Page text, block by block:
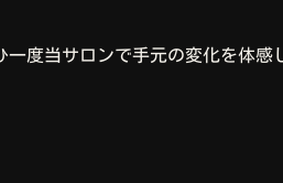
度当サロンで手元の変化を体感